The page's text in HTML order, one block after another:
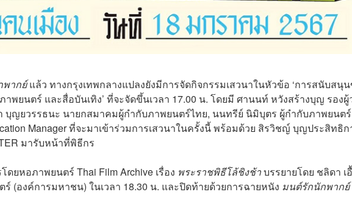
พากย์แล้ว ทางกรุงเทพกลางแปลงยังมีการจัดกิจกรรมเสวนาในหัวข้อ ‘การสนับสนุ
พยนตร์ และสื่อบันเทิง’ ที่จะจัดขึ้นเวลา 17.00 น. โดยมี ศานนท์ หวังสร้างบุญ รองผู้
บุญยวรรธนะ นายกสมาคมผู้กำกับภาพยนตร์ไทย, นนทรีย์ นิมิบุตร ผู้กำกับภาพยนตร์
Manager ที่จะมาเข้าร่วมการเสวนาในครั้งนี้ พร้อมด้วย สิรวิชญ์ บุญประสิทธิก
มารับหน้าที่พิธีกร
ยหอภาพยนตร์ Thai Film Archive เรื่อง พระราชพิธีโล้ชิงช้าบรรยายโดย ชลิดา เ
(องค์การมหาชน) ในเวลา 18.30 น. และปิดท้ายด้วยการฉายหนัง มนต์รักนักพากย์